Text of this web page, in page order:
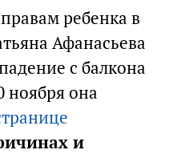
ребенка в
Афанасьева
с балкона
ноября она
и